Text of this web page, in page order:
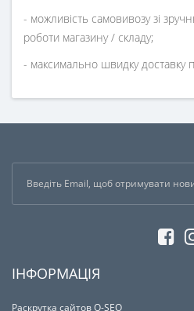
- можливість самовивозу зі
роботи магазину / складу;
- максимально швидку доставку
ІНФОРМАЦІЯ
Раскрутка сайтов Q-SEO